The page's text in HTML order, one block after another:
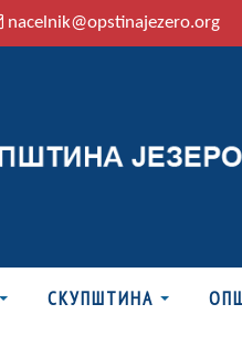
nacelnik@opstinajezero.org
СКУПШТИНА